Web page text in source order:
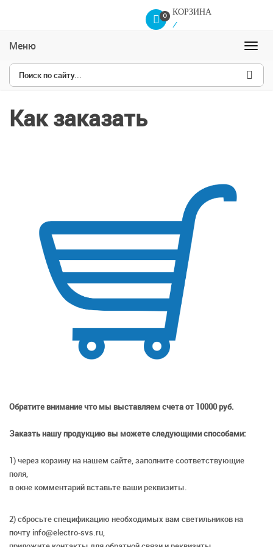
0
КОРЗИНА
/
Меню
Как заказать
Обратите внимание что мы выставляем счета от 10000 руб.
Заказть нашу продукцию вы можете следующими способами:
1) через корзину на нашем сайте, заполните соответствующие
поля,
в окне комментарий вставьте ваши реквизиты.
2) сбросьте спецификацию необходимых вам светильников на
почту info@electro-svs.ru,